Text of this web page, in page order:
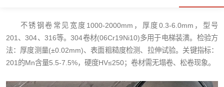
不锈钢卷常见宽度1000-2000mm，厚度0.3-6.0mm，型号
201、304、316等。304卷材(06Cr19Ni10)多用于电梯装潢。检验方
法：厚度测量(±0.02mm)、表面粗糙度检测、拉伸试验。关键指标：
201的Mn含量5.5-7.5%，硬度HV≤250；卷材需无塌卷、松卷现象。